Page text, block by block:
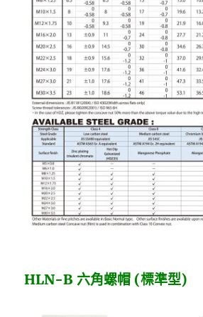
HLN-B 六角螺帽 (標準型)